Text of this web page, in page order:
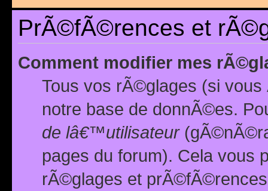
PrÃ©fÃ©rences et
Comment modifier mes
Tous vos rÃ©glages (si
notre base de donnÃ©es.
de lâ€™utilisateur
pages du forum). Cela vous
rÃ©glages et